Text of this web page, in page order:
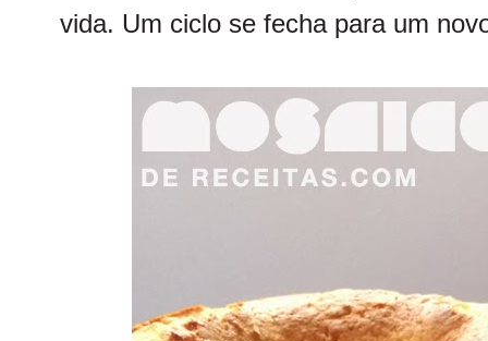
vida. Um ciclo se fecha para um